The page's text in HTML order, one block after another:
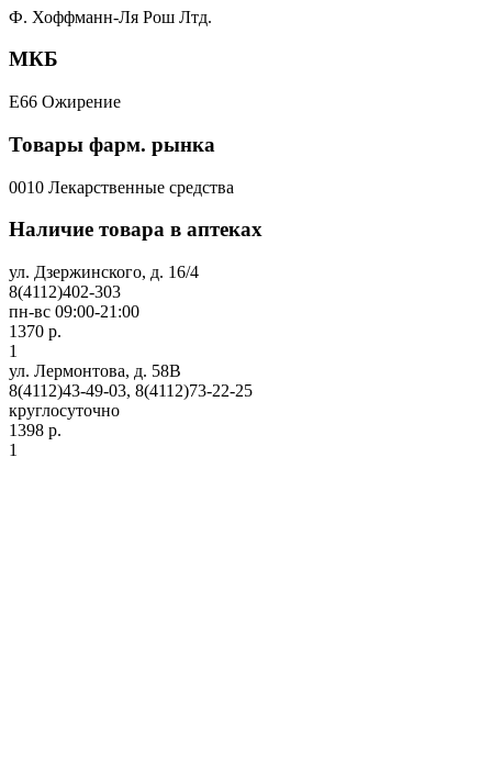
Ф. Хоффманн-Ля Рош Лтд.
МКБ
E66 Ожирение
Товары фарм. рынка
0010 Лекарственные средства
Наличие товара в аптеках
ул. Дзержинского, д. 16/4
8(4112)402-303
пн-вс 09:00-21:00
1370 р.
1
ул. Лермонтова, д. 58В
8(4112)43-49-03, 8(4112)73-22-25
круглосуточно
1398 р.
1